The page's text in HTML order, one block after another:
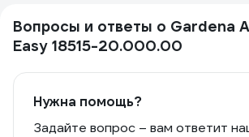
Вопросы и ответы о Gardena
Easy 18515-20.000.00
Нужна помощь?
Задайте вопрос – вам ответит